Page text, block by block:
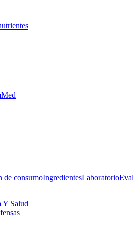
de consumoIngredientesLaboratorio
Y Salud